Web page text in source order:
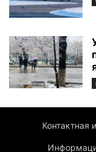
Контактная